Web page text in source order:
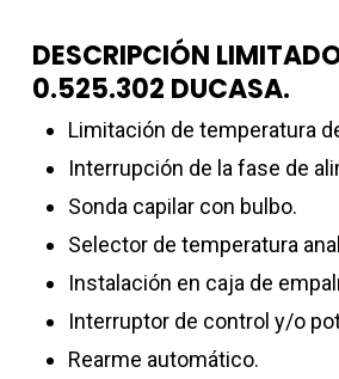
DESCRIPCIÓN
0.525.302 DUCASA.
Limitación de temperatura
Interrupción de la fase de
Sonda capilar con bulbo.
Selector de temperatura
Instalación en caja de
Interruptor de control y/o
Rearme automático.